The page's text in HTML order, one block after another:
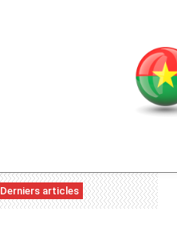
Derniers articles